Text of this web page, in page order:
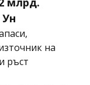
на
ръст